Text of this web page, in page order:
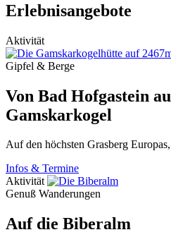
Erlebnisangebote
Aktivität
Gipfel & Berge
Von Bad Hofgastein
Gamskarkogel
Auf den höchsten Grasberg
Infos & Termine
Aktivität
Genuß Wanderungen
Auf die Biberalm